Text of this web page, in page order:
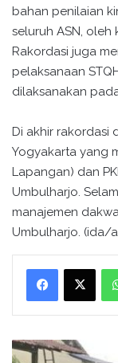
bahan penilaian
seluruh ASN, oleh
Rakordasi juga
pelaksanaan
dilaksanakan
Di akhir rakordasi
Yogyakarta yang
Lapangan) dan
Umbulharjo.
manajemen
Umbulharjo. (ida/
R